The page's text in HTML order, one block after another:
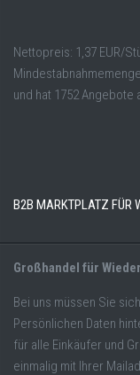
Nettopreis: 1,37 EUR/
und hat 1752
B2B MARKTPLATZ FÜR
Großhandel für
Bei uns müssen Sie
Persönlichen Daten
für alle Einkäufer und
einmalig mit Ihrer